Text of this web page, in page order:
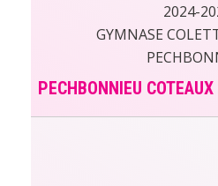
2024-
GYMNASE
PECHBONNIEU